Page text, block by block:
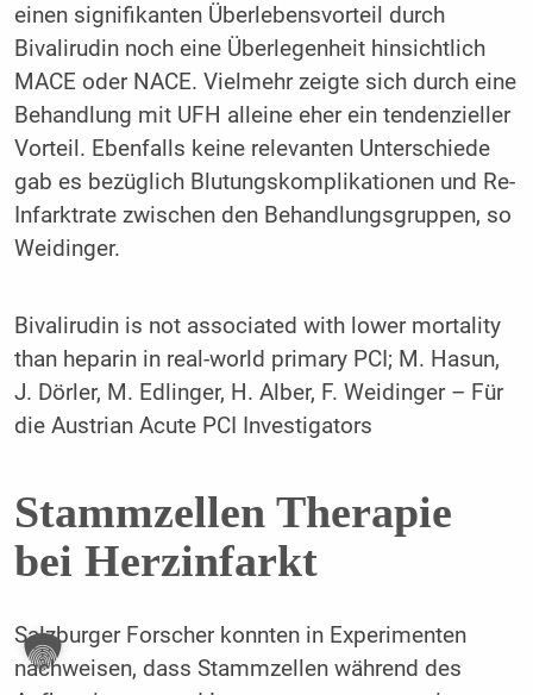
einen signifikanten Überlebensvorteil durch
Bivalirudin noch eine Überlegenheit hinsichtlich
MACE oder NACE. Vielmehr zeigte sich durch eine
Behandlung mit UFH alleine eher ein tendenzieller
Vorteil. Ebenfalls keine relevanten Unterschiede
gab es bezüglich Blutungskomplikationen und Re-
Infarktrate zwischen den Behandlungsgruppen, so
Weidinger.
Bivalirudin is not associated with lower mortality
than heparin in real-world primary PCI; M. Hasun,
J. Dörler, M. Edlinger, H. Alber, F. Weidinger – Für
die Austrian Acute PCI Investigators
Stammzellen Therapie
bei Herzinfarkt
Salzburger Forscher konnten in Experimenten
nachweisen, dass Stammzellen während des